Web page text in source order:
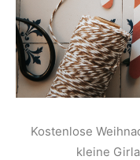
Kostenlose
kleine